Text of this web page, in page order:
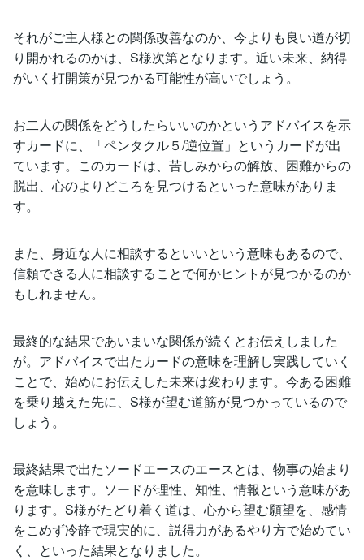
それがご主人様との関係改善なのか、今よりも良い道が切
り開かれるのかは、S様次第となります。近い未来、納得
がいく打開策が見つかる可能性が高いでしょう。
お二人の関係をどうしたらいいのかというアドバイスを示
すカードに、「ペンタクル５/逆位置」というカードが出
ています。このカードは、苦しみからの解放、困難からの
脱出、心のよりどころを見つけるといった意味がありま
す。
また、身近な人に相談するといいという意味もあるので、
信頼できる人に相談することで何かヒントが見つかるのか
もしれません。
最終的な結果であいまいな関係が続くとお伝えしました
が。アドバイスで出たカードの意味を理解し実践していく
ことで、始めにお伝えした未来は変わります。今ある困難
を乗り越えた先に、S様が望む道筋が見つかっているので
しょう。
最終結果で出たソードエースのエースとは、物事の始まり
を意味します。ソードが理性、知性、情報という意味があ
ります。S様がたどり着く道は、心から望む願望を、感情
をこめず冷静で現実的に、説得力があるやり方で始めてい
く、といった結果となりました。